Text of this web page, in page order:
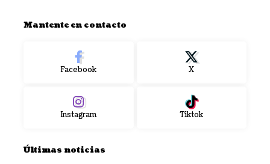
Mantente en contacto
Facebook X
Instagram Tiktok
Últimas noticias